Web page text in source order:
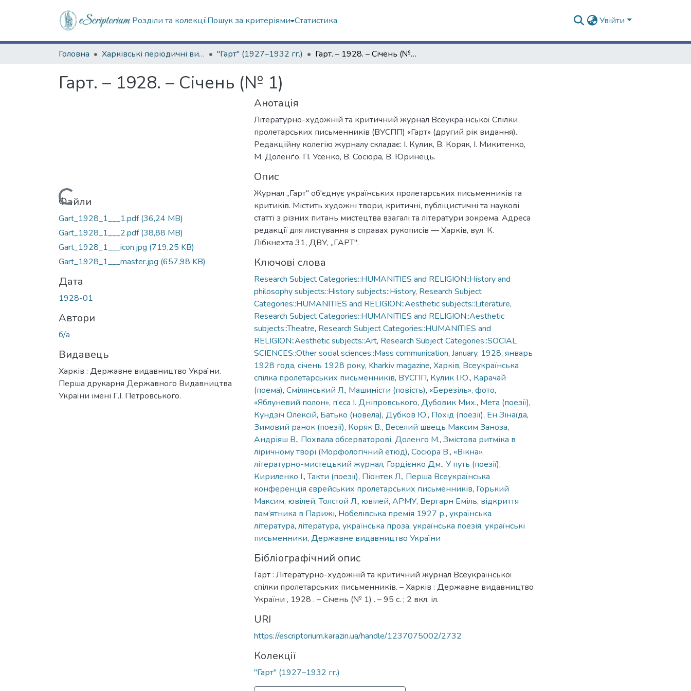
Розділи та колекціїПошук за критеріями Статистика Увійти
Головна Харківські періодичні видання "Гарт" (1927–1932 гг.) Гарт. – 1928. – Січень (№ 1)
Гарт. – 1928. – Січень (№ 1)
Вантажиться...
Файли
Gart_1928_1___1.pdf(36,24 MB)
Gart_1928_1___2.pdf(38,88 MB)
Gart_1928_1___icon.jpg (719,25 KB)
Gart_1928_1___master.jpg (657,98 KB)
Дата
1928-01
Автори
б/а
Видавець
Харків : Державне видавництво України.
Перша друкарня Державного Видавництва
України імені Г.І. Петровського.
Анотація
Літературно-художній та критичний журнал Всеукраїнської Спілки
пролетарських письменників (ВУСПП) «Гарт» (другий рік видання).
Редакційну колегію журналу складає: І. Кулик, В. Коряк, І. Микитенко,
М. Доленґо, П. Усенко, В. Сосюра, В. Юринець.
Опис
Журнал „Гарт" об'єднує українських пролетарських письменників та
критиків. Містить художні твори, критичні, публіцистичні та наукові
статті з різних питань мистецтва взагалі та літератури зокрема. Адреса
редакції для листування в справах рукописів — Харків, вул. К.
Лібкнехта 31, ДВУ, „ГАРТ".
Ключові слова
Research Subject Categories::HUMANITIES and RELIGION::History and
philosophy subjects::History subjects::History, Research Subject
Categories::HUMANITIES and RELIGION::Aesthetic subjects::Literature,
Research Subject Categories::HUMANITIES and RELIGION::Aesthetic
subjects::Theatre, Research Subject Categories::HUMANITIES and
RELIGION::Aesthetic subjects::Art, Research Subject Categories::SOCIAL
SCIENCES::Other social sciences::Mass communication, January, 1928, январь
1928 года, січень 1928 року, Kharkiv magazine, Харків, Всеукраїнська
спілка пролетарських письменників, ВУСПП, Кулик І.Ю., Карачай
(поема), Смілянський Л., Машиністи (повість), «Березіль», фото,
«Яблуневий полон», п’єса І. Дніпровського, Дубовик Мих., Мета (поезії),
Кундзіч Олексій, Батько (новела), Дубков Ю., Похід (поезії), Ен Зінаїда,
Зимовий ранок (поезії), Коряк В., Веселий швець Максим Заноза,
Андріяш В., Похвала обсерваторові, Доленго М., Змістова ритміка в
ліричному творі (Морфологічний етюд), Сосюра В., «Вікна»,
літературно-мистецький журнал, Гордієнко Дм., У путь (поезії),
Кириленко І.,Такти (поезії), Піонтек Л., Перша Всеукраїнська
конференція єврейських пролетарських письменників, Горький
Максим, ювілей,Толстой Л., ювілей, АРМУ, Вергарн Еміль, відкриття
пам’ятника в Парижі, Нобелівська премія 1927 р., українська
література, література, українська проза, українська поезія, українські
письменники, Державне видавництво України
Бібліографічний опис
Гарт : Літературно-художній та критичний журнал Всеукраїнської
спілки пролетарських письменників. – Харків : Державне видавництво
України , 1928 . – Січень (№ 1) . – 95 с. ; 2 вкл. іл.
URI
https://escriptorium.karazin.ua/handle/1237075002/2732
Колекції
"Гарт" (1927–1932 гг.)